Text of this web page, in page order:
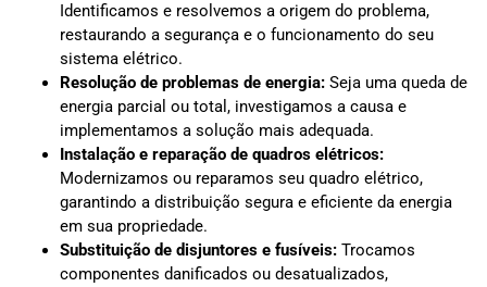
Identificamos e resolvemos a origem do problema,
restaurando a segurança e o funcionamento do seu
sistema elétrico.
Resolução de problemas de energia: Seja uma queda de
energia parcial ou total, investigamos a causa e
implementamos a solução mais adequada.
Instalação e reparação de quadros elétricos:
Modernizamos ou reparamos seu quadro elétrico,
garantindo a distribuição segura e eficiente da energia
em sua propriedade.
Substituição de disjuntores e fusíveis: Trocamos
componentes danificados ou desatualizados,